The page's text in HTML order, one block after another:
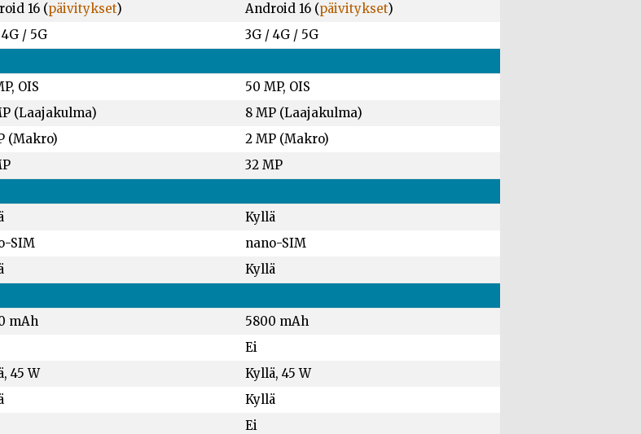
16 (päivitykset) Android 16 (päivitykset)
/ 5G 3G / 4G / 5G
OIS 50 MP, OIS
(Laajakulma) 8 MP (Laajakulma)
(Makro) 2 MP (Makro)
32 MP
Kyllä
SIM nano-SIM
Kyllä
mAh 5800 mAh
Ei
45 W Kyllä, 45 W
Kyllä
Ei